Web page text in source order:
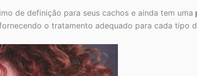
de definição para seus cachos e ainda tem uma
o tratamento adequado para cada tipo